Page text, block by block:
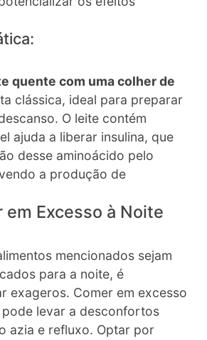
quente com uma colher de
clássica, ideal para preparar
O leite contém
ajuda a liberar insulina, que
desse aminoácido pelo
a produção de
em Excesso à Noite
mencionados sejam
para a noite, é
exageros. Comer em excesso
levar a desconfortos
azia e refluxo. Optar por